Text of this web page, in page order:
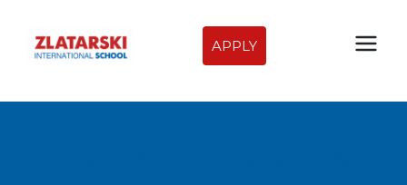
content
Zlatarski
International
APPLY